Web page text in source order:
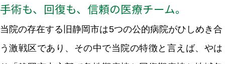
手術も、回復も、信頼の医療チーム。
当院の存在する旧静岡市は5つの公的病院がひしめき合
う激戦区であり、その中で当院の特徴と言えば、やは